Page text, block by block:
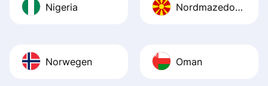
Nigeria Nordmazedonien
Norwegen Oman